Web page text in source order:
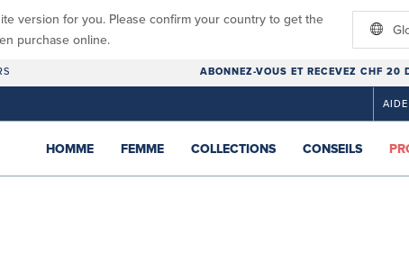
version for you. Please confirm your country to get the
purchase online.
ABONNEZ-VOUS ET RECEVEZ CHF 20
AIDE
HOMME FEMME COLLECTIONS CONSEILS